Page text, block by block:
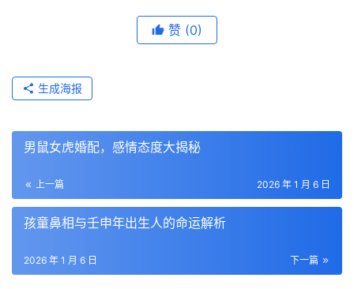
赞 (0)
生成海报
男鼠女虎婚配，感情态度大揭秘
上一篇 2026 年 1 月 6 日
孩童鼻相与壬申年出生人的命运解析
下一篇
2026 年 1 月 6 日